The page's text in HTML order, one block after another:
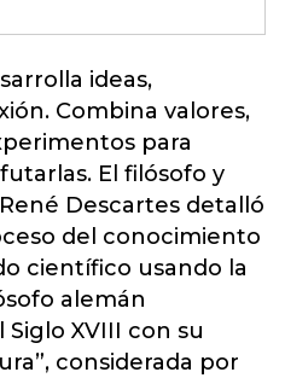
ideas,
Combina valores,
para
El filósofo y
Descartes detalló
del conocimiento
científico usando la
alemán
XVIII con su
considerada por